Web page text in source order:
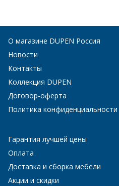
О магазине DUPEN Россия
Новости
Контакты
Коллекция DUPEN
Договор-оферта
Политика конфиденциальности
Гарантия лучшей цены
Оплата
Доставка и сборка мебели
Акции и скидки